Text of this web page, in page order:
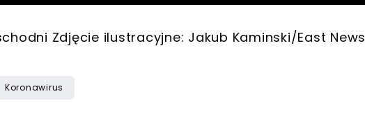
Zdjęcie ilustracyjne: Jakub Kaminski/East News
Koronawirus